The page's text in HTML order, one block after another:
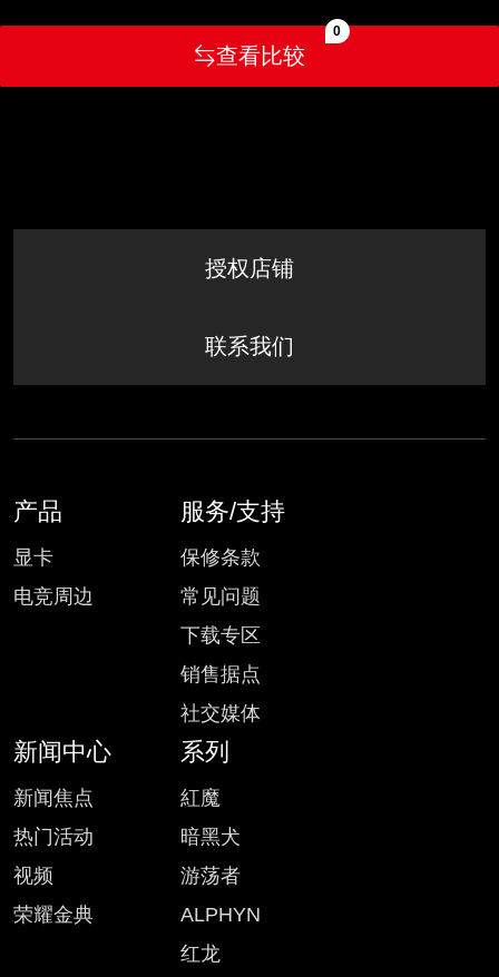
查看比较
0
授权店铺
联系我们
产品
显卡
电竞周边
服务/支持
保修条款
常见问题
下载专区
销售据点
社交媒体
新闻中心
新闻焦点
热门活动
视频
荣耀金典
系列
紅魔
暗黑犬
游荡者
ALPHYN
红龙